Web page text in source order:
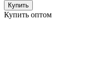
Купить
Купить оптом